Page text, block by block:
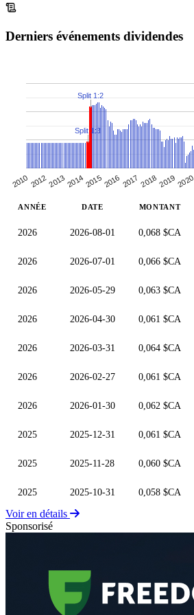
Derniers événements dividendes
2010 20122013201420152016 2017 201820192020
Split 1:3
Split 1:2
ANNÉE DATE MONTANT
2026 2026-08-01 0,068 $CA
2026 2026-07-01 0,066 $CA
2026 2026-05-29 0,063 $CA
2026 2026-04-30 0,061 $CA
2026 2026-03-31 0,064 $CA
2026 2026-02-27 0,061 $CA
2026 2026-01-30 0,062 $CA
2025 2025-12-31 0,061 $CA
2025 2025-11-28 0,060 $CA
2025 2025-10-31 0,058 $CA
Voir en détails
Sponsorisé